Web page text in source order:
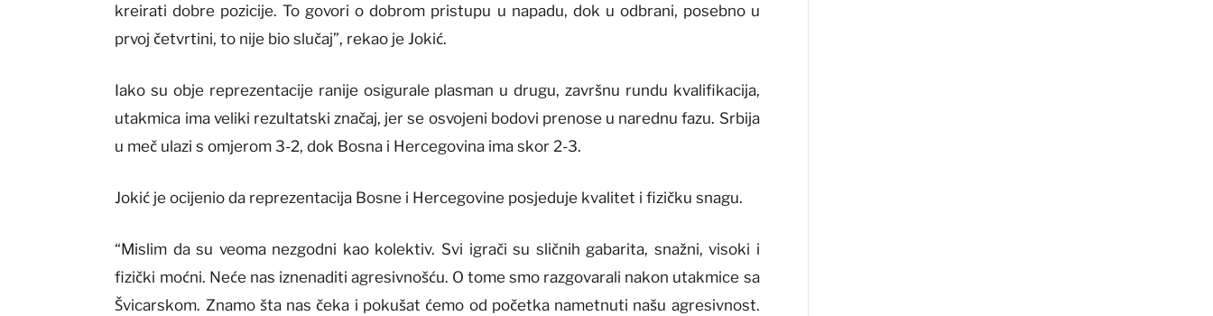
kreirati dobre pozicije. To govori o dobrom pristupu u napadu, dok u odbrani, posebno u
prvoj četvrtini, to nije bio slučaj”, rekao je Jokić.
Iako su obje reprezentacije ranije osigurale plasman u drugu, završnu rundu kvalifikacija,
utakmica ima veliki rezultatski značaj, jer se osvojeni bodovi prenose u narednu fazu. Srbija
u meč ulazi s omjerom 3-2, dok Bosna i Hercegovina ima skor 2-3.
Jokić je ocijenio da reprezentacija Bosne i Hercegovine posjeduje kvalitet i fizičku snagu.
“Mislim da su veoma nezgodni kao kolektiv. Svi igrači su sličnih gabarita, snažni, visoki i
fizički moćni. Neće nas iznenaditi agresivnošću. O tome smo razgovarali nakon utakmice sa
Švicarskom. Znamo šta nas čeka i pokušat ćemo od početka nametnuti našu agresivnost.